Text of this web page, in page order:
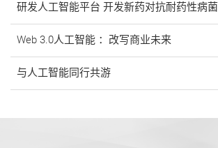
研发人工智能平台 开发新药对抗耐药性病菌
Web 3.0人工智能 ：改写商业未来
与人工智能同行共游